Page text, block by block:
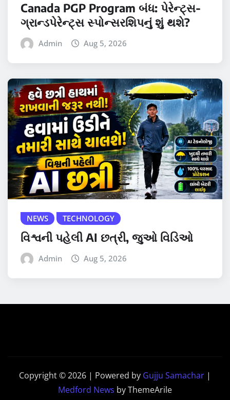
Canada PGP Program બંધ: પેરેન્ટ્સ-
ગ્રાન્ડપેરેન્ટ્સ સ્પોન્સરશિપનું શું થશે?
Admin Aug 5, 2026
NEWS TECHNOLOGY
વિશ્વની પહેલી AI છત્રી, જુઓ વિડિઓ
Admin Aug 5, 2026
Copyright © 2026 | Powered by Gujju Samachar |
Medford News by ThemeArile